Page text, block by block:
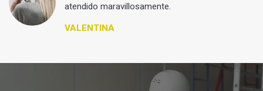
atendido maravillosamente.
VALENTINA